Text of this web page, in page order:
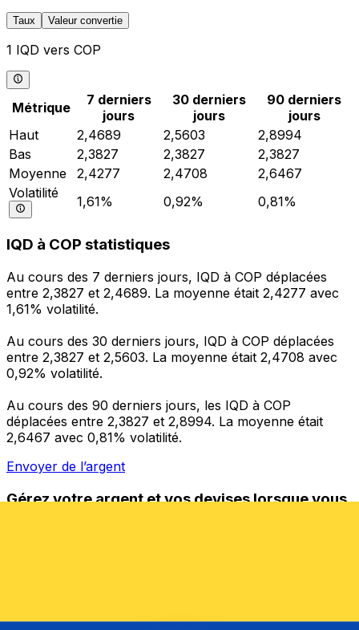
Taux Valeur convertie
1 IQD vers COP
Métrique
7 derniers
jours
30 derniers
jours
90 derniers
jours
Haut
2,4689 2,5603
2,8994
Bas
2,3827 2,3827
2,3827
Moyenne
2,4277 2,4708
2,6467
Volatilité
1,61% 0,92% 0,81%
IQD à COP statistiques
Au cours des 7 derniers jours, IQD à COP déplacées
entre 2,3827 et 2,4689. La moyenne était 2,4277 avec
1,61% volatilité.
Au cours des 30 derniers jours, IQD à COP déplacées
entre 2,3827 et 2,5603. La moyenne était 2,4708 avec
0,92% volatilité.
Au cours des 90 derniers jours, les IQD à COP
déplacées entre 2,3827 et 2,8994. La moyenne était
2,6467 avec 0,81% volatilité.
Envoyer de l’argent
Gérez votre argent et vos devises lorsque vous